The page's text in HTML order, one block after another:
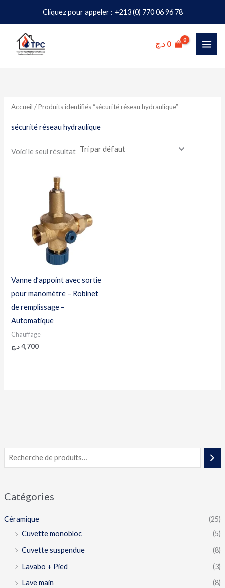
Cliquez pour appeler : +213 (0) 770 06 96 78
contenu
0 د.ج
Catégories
Céramique
(25)
Cuvette monobloc
(5)
Cuvette suspendue
(8)
Lavabo + Pied
(3)
Lave main
(8)
Accueil / Produits identifiés “sécurité réseau hydraulique”
sécurité réseau hydraulique
Voici le seul résultat
Vanne d’appoint avec sortie
pour manomètre – Robinet
de remplissage –
Automatique
Chauffage
4,700 د.ج